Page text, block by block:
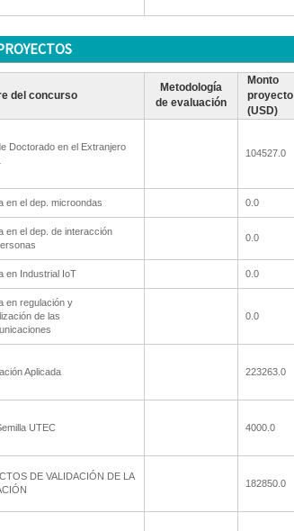
del concurso
Metodología
de evaluación
Monto
proyecto
(USD)
Doctorado en el Extranjero
104527.0
en el dep. microondas 0.0
en el dep. de interacción
0.0
en Industrial IoT 0.0
en regulación y
de las
0.0
Aplicada 223263.0
UTEC 4000.0
DE VALIDACIÓN DE LA
182850.0